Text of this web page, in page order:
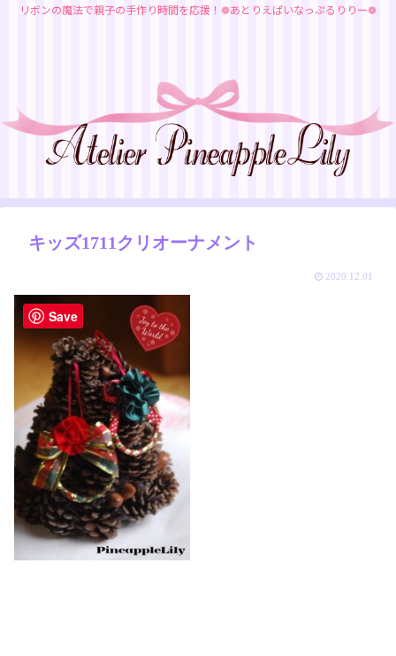
リボンの魔法で親子の手作り時間を応援！❁あとりえぱいなっぷるりりー❁
キッズ1711クリオーナメント
2020.12.01
Save